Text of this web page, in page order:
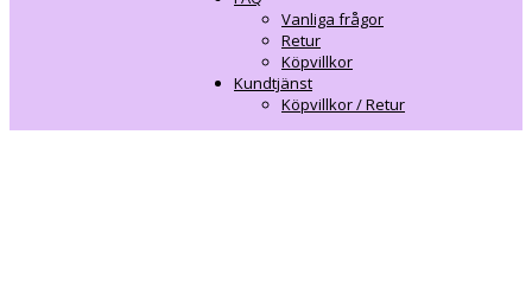
Vanliga frågor
Retur
Köpvillkor
Kundtjänst
Köpvillkor / Retur